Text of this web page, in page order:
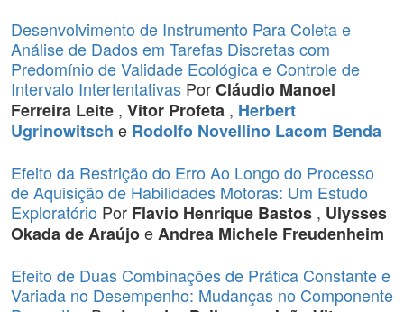
Desenvolvimento de Instrumento Para Coleta e
Análise de Dados em Tarefas Discretas com
Predomínio de Validade Ecológica e Controle de
Intervalo Intertentativas PorCláudio Manoel
Ferreira Leite , Vitor Profeta , Herbert
Ugrinowitsch e Rodolfo Novellino Lacom Benda
Efeito da Restrição do Erro Ao Longo do Processo
de Aquisição de Habilidades Motoras: Um Estudo
Exploratório Por Flavio Henrique Bastos , Ulysses
Okada de AraújoeAndrea Michele Freudenheim
Efeito de Duas Combinações de Prática Constante e
Variada no Desempenho: Mudanças no Componente